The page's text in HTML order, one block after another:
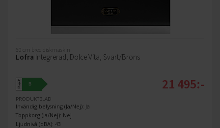
60 cm bred diskmaskin
Lofra Integrerad, Dolce Vita, Svart/Brons
A
↑
G
B
PRODUKTBLAD
Invändig belysning (Ja/Nej): Ja
Toppkorg (Ja/Nej): Nej
Ljudnivå (dBA): 43
21 495:-